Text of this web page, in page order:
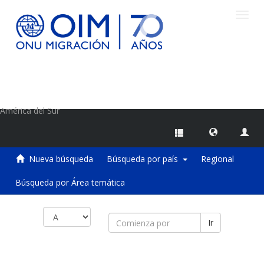
América del Sur
Nueva búsqueda Búsqueda por país Regional
Búsqueda por Área temática
Ir